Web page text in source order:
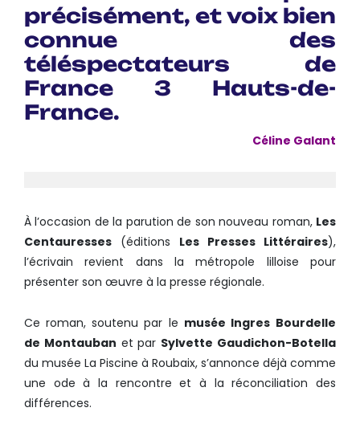
précisément, et voix bien
connue des
téléspectateurs de
France 3 Hauts-de-
France.
Céline Galant
À l’occasion de la parution de son nouveau roman, Les
Centauresses (éditions Les Presses Littéraires),
l’écrivain revient dans la métropole lilloise pour
présenter son œuvre à la presse régionale.
Ce roman, soutenu par le musée Ingres Bourdelle
de Montauban et par Sylvette Gaudichon-Botella
du musée La Piscine à Roubaix, s’annonce déjà comme
une ode à la rencontre et à la réconciliation des
différences.